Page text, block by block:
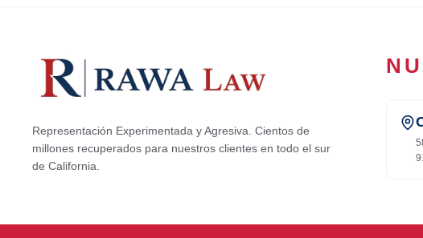
Representación Experimentada y Agresiva. Cientos de
millones recuperados para nuestros clientes en todo el sur
de California.